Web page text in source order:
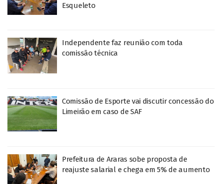
Esqueleto
Independente faz reunião com toda
comissão técnica
Comissão de Esporte vai discutir concessão do
Limeirão em caso de SAF
Prefeitura de Araras sobe proposta de
reajuste salarial e chega em 5% de aumento